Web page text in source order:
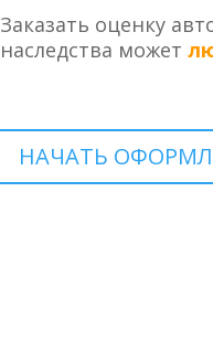
Заказать оценку
наследства может
НАЧАТЬ